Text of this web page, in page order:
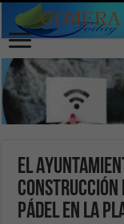
El
construcción
Pádel en la